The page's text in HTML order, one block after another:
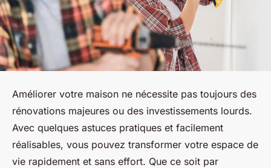
Améliorer votre maison ne nécessite pas toujours des
rénovations majeures ou des investissements lourds.
Avec quelques astuces pratiques et facilement
réalisables, vous pouvez transformer votre espace de
vie rapidement et sans effort. Que ce soit par